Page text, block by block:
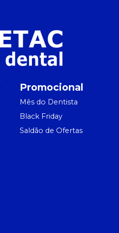
Promocional
Mês do Dentista
Black Friday
Saldão de Ofertas